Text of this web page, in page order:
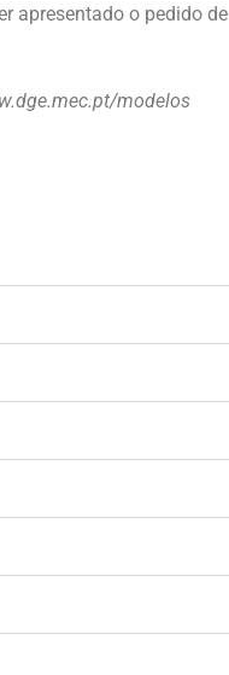
apresentado o pedido de
modelos